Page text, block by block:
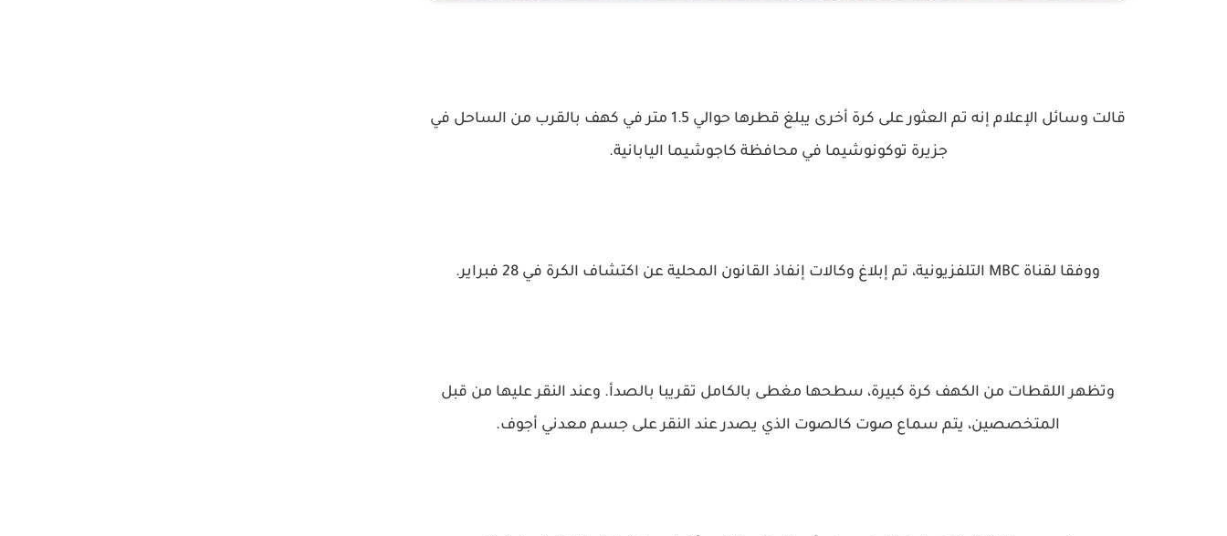
قالت وسائل الإعلام إنه تم العثور على كرة أخرى يبلغ قطرها حوالي 1.5 متر في كهف بالقرب من الساحل في
جزيرة توكونوشيما في محافظة كاجوشيما اليابانية.
ووفقا لقناة MBC التلفزيونية، تم إبلاغ وكالات إنفاذ القانون المحلية عن اكتشاف الكرة في 28 فبراير.
وتظهر اللقطات من الكهف كرة كبيرة، سطحها مغطى بالكامل تقريبا بالصدأ. وعند النقر عليها من قبل
المتخصصين، يتم سماع صوت كالصوت الذي يصدر عند النقر على جسم معدني أجوف.